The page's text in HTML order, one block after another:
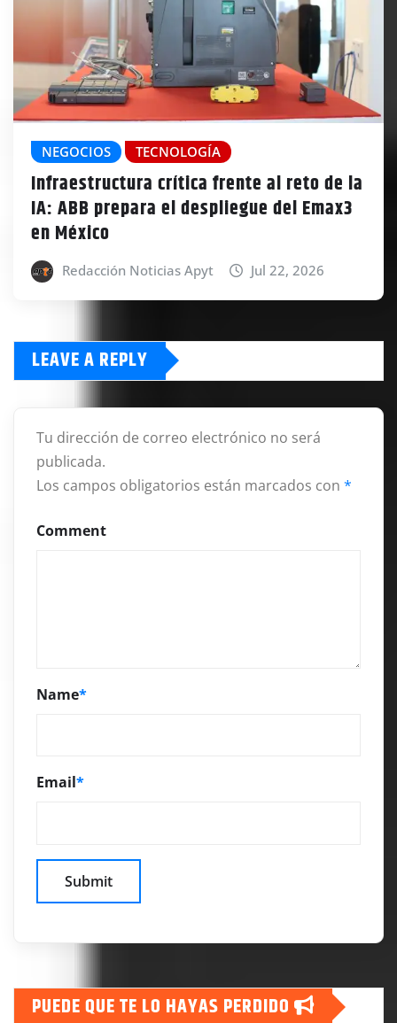
NEGOCIOS TECNOLOGÍA
Infraestructura crítica frente al reto de la
IA: ABB prepara el despliegue del Emax3
en México
Redacción Noticias Apyt Jul 22, 2026
LEAVE A REPLY
Tu dirección de correo electrónico no será
publicada.
Los campos obligatorios están marcados con *
Comment
Name*
Email*
PUEDE QUE TE LO HAYAS PERDIDO